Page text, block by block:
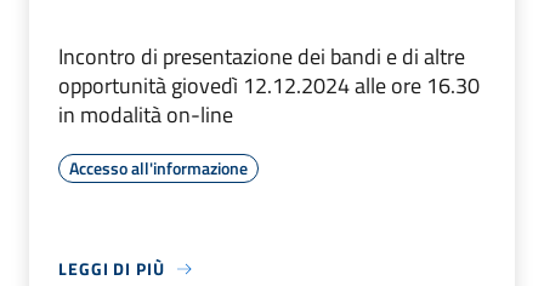
Incontro di presentazione dei bandi e di altre
opportunità giovedì 12.12.2024 alle ore 16.30
in modalità on-line
Accesso all'informazione
LEGGI DI PIÙ